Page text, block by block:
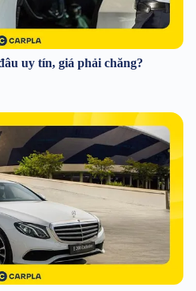
uy tín, giá phải chăng?